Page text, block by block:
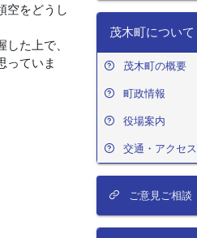
空をどうし
た上で、
っていま
茂木町について
茂木町の概要
町政情報
役場案内
交通・アクセス
ご意見ご相談